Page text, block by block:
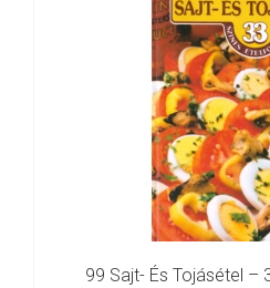
99 Sajt- És Tojásétel –